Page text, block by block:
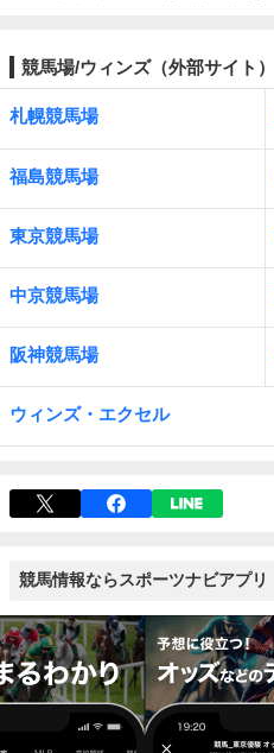
競馬場/ウィンズ（外部サイト）
札幌競馬場
福島競馬場
東京競馬場
中京競馬場
阪神競馬場
ウィンズ・エクセル
競馬情報ならスポーツナビアプリ